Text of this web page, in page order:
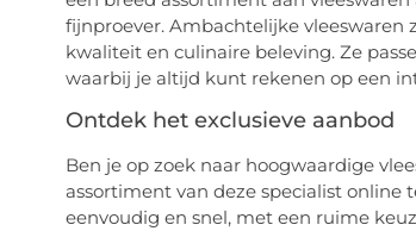
fijnproever. Ambachtelijke vleeswaren
kwaliteit en culinaire beleving. Ze
waarbij je altijd kunt rekenen op een
Ontdek het exclusieve aanbod
Ben je op zoek naar hoogwaardige
assortiment van deze specialist online
eenvoudig en snel, met een ruime